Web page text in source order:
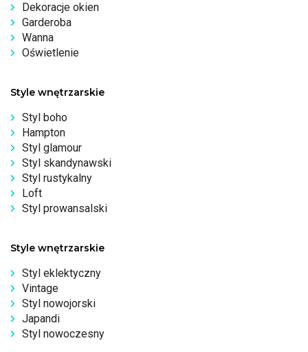
Dekoracje okien
Garderoba
Wanna
Oświetlenie
Style wnętrzarskie
Styl boho
Hampton
Styl glamour
Styl skandynawski
Styl rustykalny
Loft
Styl prowansalski
Style wnętrzarskie
Styl eklektyczny
Vintage
Styl nowojorski
Japandi
Styl nowoczesny